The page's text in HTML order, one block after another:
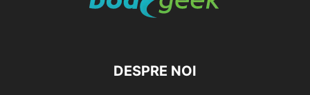
DESPRE NOI